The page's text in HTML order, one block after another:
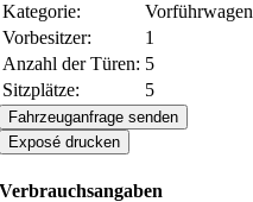
Kategorie:
Vorführwagen
Vorbesitzer:
1
Anzahl der Türen: 5
Sitzplätze:
5
Fahrzeuganfrage senden
Exposé drucken
Verbrauchsangaben